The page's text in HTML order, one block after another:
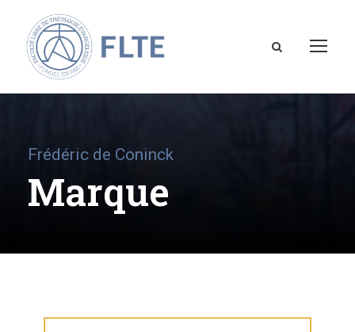
Frédéric de Coninck
Marque